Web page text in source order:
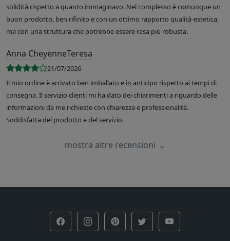
solidità rispetto a quanto immaginavo. Nel complesso è comunque un
buon prodotto, ben rifinito e con un ottimo rapporto qualità-estetica,
ma con una struttura che potrebbe essere resa più robusta.
Anna CheyenneTeresa
21/07/2026
Il mio ordine è arrivato ben imballato e in anticipo rispetto ai tempi di
consegna. Il servizio clienti mi ha dato dei chiarimenti a riguardo delle
informazioni da me richieste con chiarezza e professionalità.
Soddisfatta del prodotto e del servizio.
mostra altre recensioni